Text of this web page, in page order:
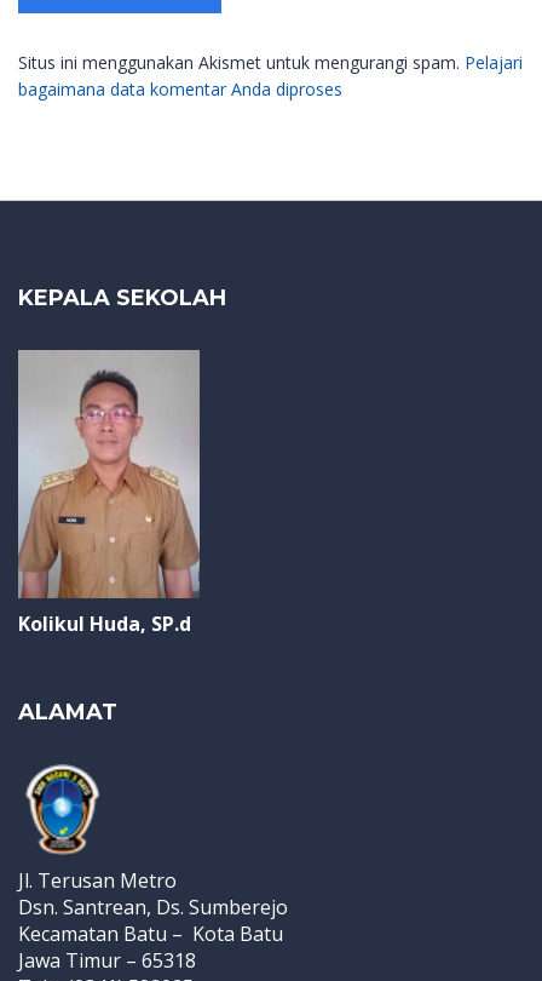
Situs ini menggunakan Akismet untuk mengurangi spam. Pelajari
bagaimana data komentar Anda diproses
KEPALA SEKOLAH
Kolikul Huda, SP.d
ALAMAT
Jl. Terusan Metro
Dsn. Santrean, Ds. Sumberejo
Kecamatan Batu – Kota Batu
Jawa Timur – 65318